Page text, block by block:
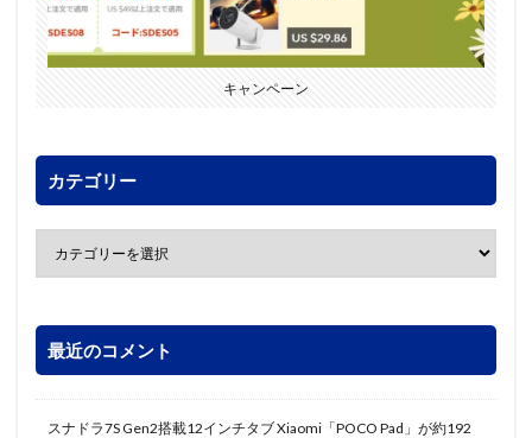
キャンペーン
カテゴリー
最近のコメント
スナドラ7S Gen2搭載12インチタブ Xiaomi「POCO Pad」が約192